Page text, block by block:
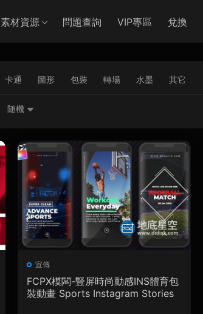
素材資源 問題查詢 VIP專區 兌換
卡通 圖形 包裝 轉場 水墨 其它
随機
宣傳
FCPX模闆-豎屏時尚動感INS體育包
裝動畫 Sports Instagram Stories